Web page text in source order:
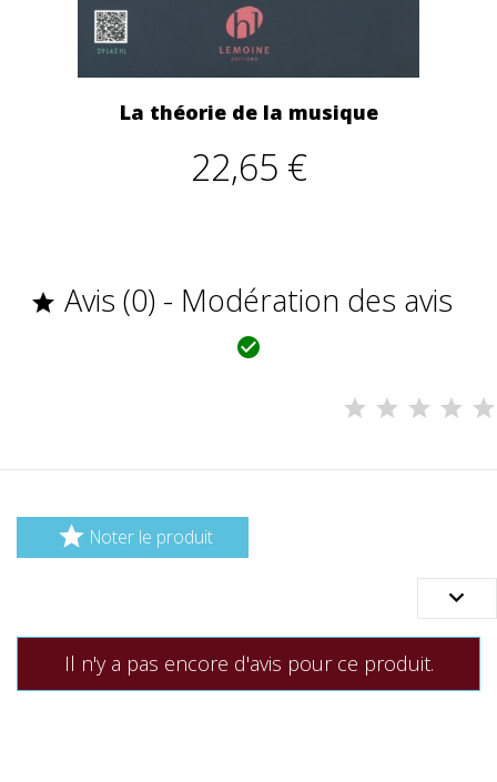
La théorie de la musique
22,65 €
 Avis (0) - Modération des avis

 Noter le produit

Il n'y a pas encore d'avis pour ce produit.